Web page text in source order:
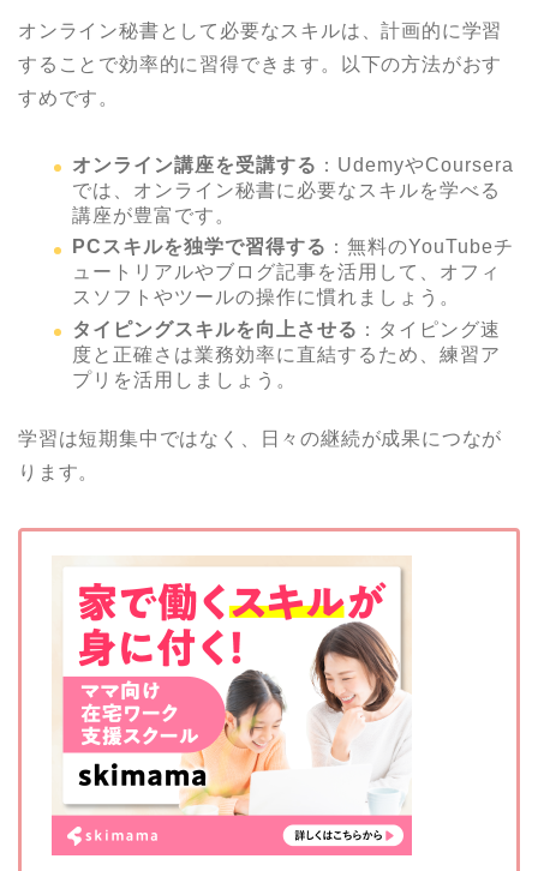
オンライン秘書として必要なスキルは、計画的に学習
することで効率的に習得できます。以下の方法がおす
すめです。
オンライン講座を受講する ：UdemyやCoursera
では、オンライン秘書に必要なスキルを学べる
講座が豊富です。
PCスキルを独学で習得する ：無料のYouTubeチ
ュートリアルやブログ記事を活用して、オフィ
スソフトやツールの操作に慣れましょう。
タイピングスキルを向上させる ：タイピング速
度と正確さは業務効率に直結するため、練習ア
プリを活用しましょう。
学習は短期集中ではなく、日々の継続が成果につなが
ります。